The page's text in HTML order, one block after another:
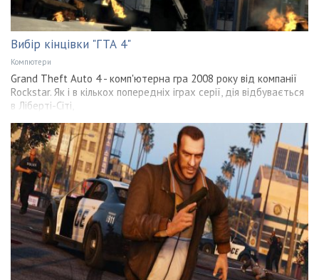
Вибір кінцівки "ГТА 4"
Компютери
Grand Theft Auto 4 - комп'ютерна гра 2008 року від компанії
Rockstar. Як і в кількох попередніх іграх серії, дія відбувається
в Ліберті-Сіті,